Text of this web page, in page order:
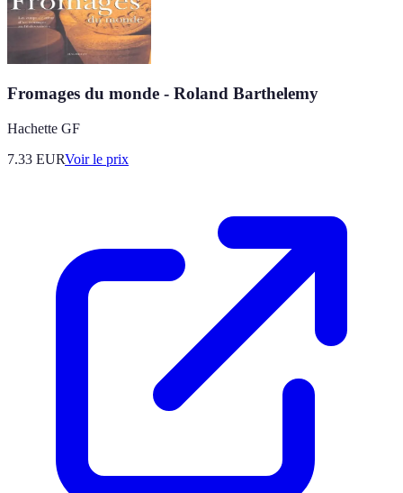
Fromages du monde - Roland Barthelemy
Hachette GF
7.33 EURVoir le prix